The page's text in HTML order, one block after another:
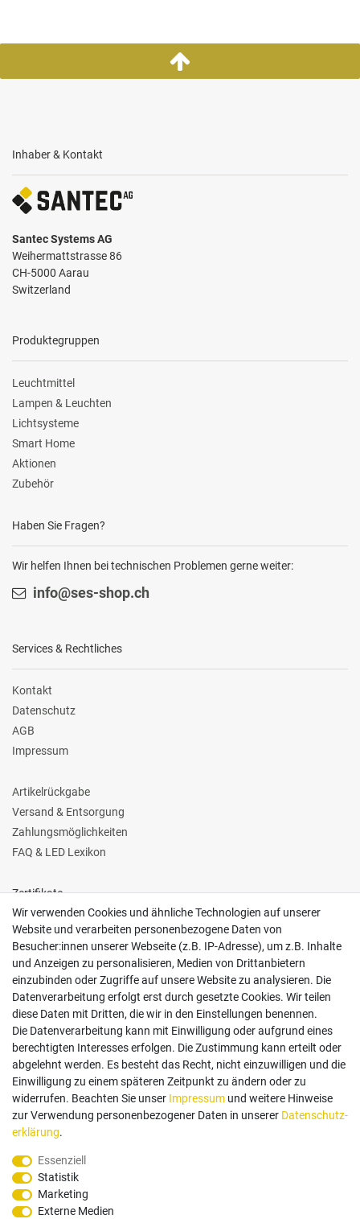
Inhaber & Kontakt
Santec Systems AG
Weihermattstrasse 86
CH-5000 Aarau
Switzerland
Produktegruppen
Leuchtmittel
Lampen & Leuchten
Lichtsysteme
Smart Home
Aktionen
Zubehör
Haben Sie Fragen?
Wir helfen Ihnen bei technischen Problemen gerne weiter:
info@ses-shop.ch
Services & Rechtliches
Kontakt
Datenschutz
AGB
Impressum
Artikelrückgabe
Versand & Entsorgung
Zahlungsmöglichkeiten
FAQ & LED Lexikon
Zertifikate
Follow us
Zahlungsarten
Paypal
Versand Dienstleister
Wir verwenden Cookies und ähnliche Technologien auf unserer
Website und verarbeiten personenbezogene Daten von
Besucher:innen unserer Webseite (z.B. IP-Adresse), um z.B. Inhalte
und Anzeigen zu personalisieren, Medien von Drittanbietern
einzubinden oder Zugriffe auf unsere Website zu analysieren. Die
Datenverarbeitung erfolgt erst durch gesetzte Cookies. Wir teilen
diese Daten mit Dritten, die wir in den Einstellungen benennen.
Die Datenverarbeitung kann mit Einwilligung oder aufgrund eines
berechtigten Interesses erfolgen. Die Zustimmung kann erteilt oder
abgelehnt werden. Es besteht das Recht, nicht einzuwilligen und die
Einwilligung zu einem späteren Zeitpunkt zu ändern oder zu
widerrufen. Beachten Sie unser Impressum und weitere Hinweise
zur Verwendung personenbezogener Daten in unserer Daten­schutz­
erklärung.
Essenziell
Statistik
Marketing
Externe Medien